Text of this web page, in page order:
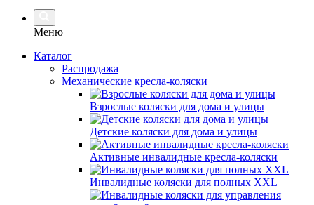
Меню
Каталог
Распродажа
Механические кресла-коляски
Взрослые коляски для дома и улицы
Детские коляски для дома и улицы
Активные инвалидные кресла-коляски
Инвалидные коляски для полных XXL